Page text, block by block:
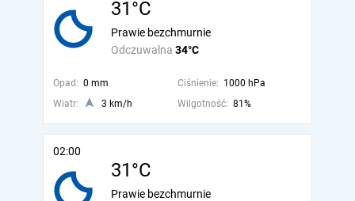
31°C
Odczuwalna 34°C
Prawie bezchmurnie
Opad: 0 mm Ciśnienie: 1000 hPa
Wiatr:
3 km/h Wilgotność: 81%
02:00
31°C
Prawie bezchmurnie